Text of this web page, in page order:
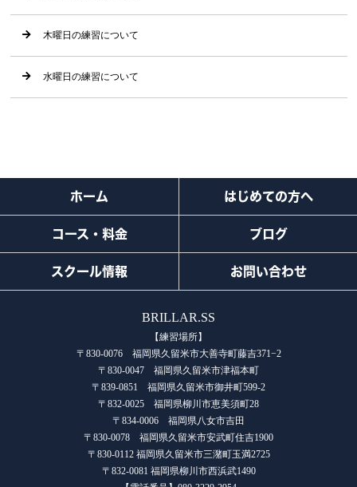
木曜日の練習について
水曜日の練習について
ホーム はじめての方へ
コース・料金 ブログ
スクール情報 お問い合わせ
BRILLAR.SS
【練習場所】
〒830-0076 福岡県久留米市大善寺町藤吉371−2
〒830-0047 福岡県久留米市津福本町
〒839-0851 福岡県久留米市御井町599-2
〒832-0025 福岡県柳川市恵美須町28
〒834-0006 福岡県八女市吉田
〒830-0078 福岡県久留米市安武町住吉1900
〒830-0112 福岡県久留米市三潴町玉満2725
〒832-0081 福岡県柳川市西浜武1490